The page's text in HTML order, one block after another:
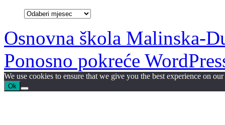
Arhiva
Osnovna škola Malinska-
Ponosno pokreće
We use cookies to ensure that we give you the best experience on
Ok